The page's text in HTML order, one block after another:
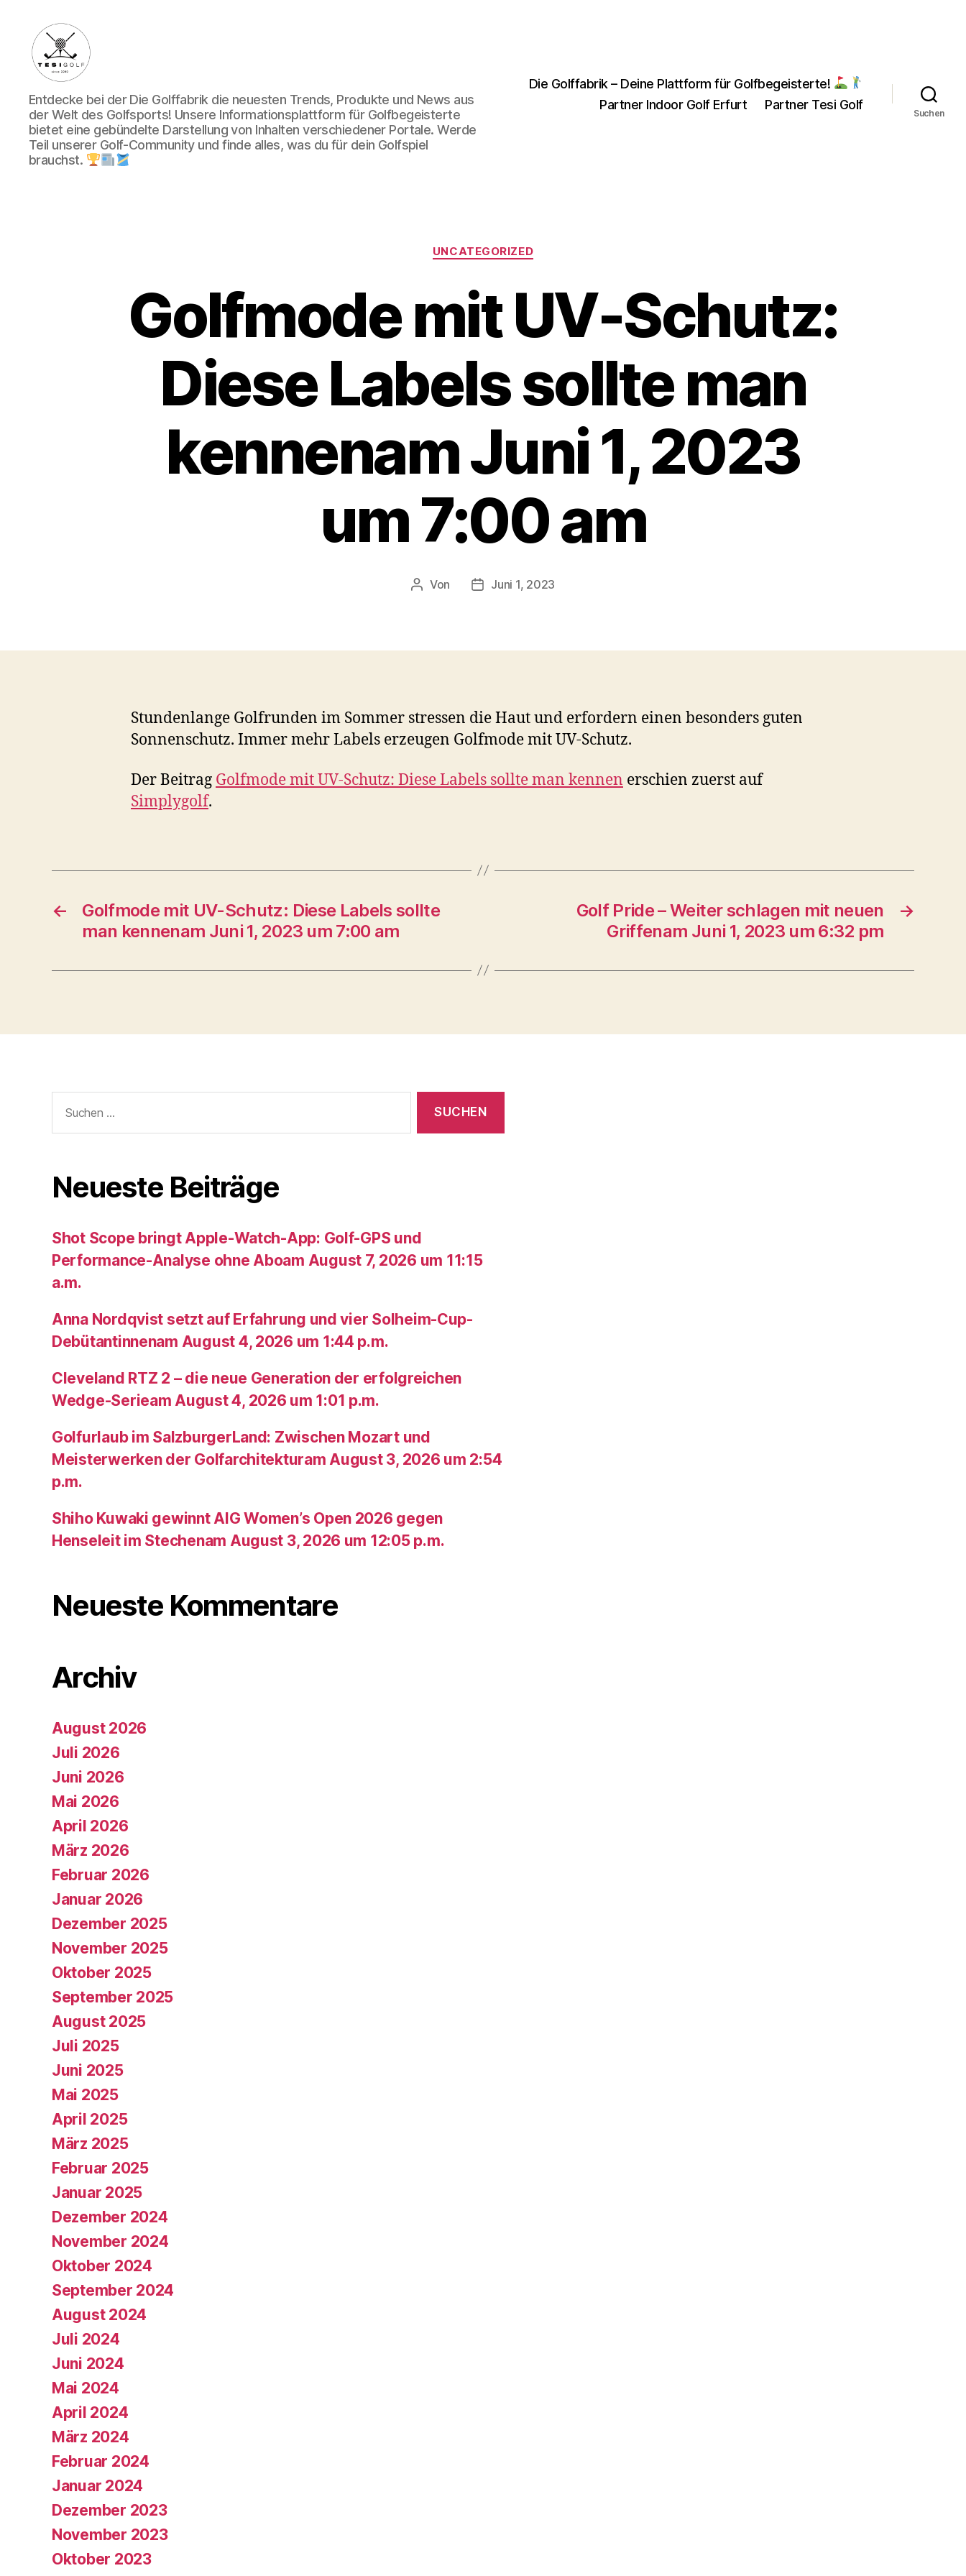
Die
Golffabrik
-
Deine
Plattform
Entdecke bei der Die Golffabrik die neuesten Trends, Produkte und News aus
der Welt des Golfsports! Unsere Informationsplattform für Golfbegeisterte
bietet eine gebündelte Darstellung von Inhalten verschiedener Portale. Werde
Teil unserer Golf-Community und finde alles, was du für dein Golfspiel
brauchst.
Die Golffabrik – Deine Plattform für Golfbegeisterte!
Partner Indoor Golf Erfurt
Partner Tesi Golf
Suchen
Kategorien
UNCATEGORIZED
Golfmode mit UV-Schutz:
Diese Labels sollte man
kennenam Juni 1, 2023
um 7:00 am
Beitragsautor
Von Veröffentlichungsdatum
Juni 1, 2023
Stundenlange Golfrunden im Sommer stressen die Haut und erfordern einen besonders guten
Sonnenschutz. Immer mehr Labels erzeugen Golfmode mit UV-Schutz.
Der Beitrag Golfmode mit UV-Schutz: Diese Labels sollte man kennen erschien zuerst auf
Simplygolf.
←
Golfmode mit UV-Schutz: Diese Labels sollte
man kennenam Juni 1, 2023 um 7:00 am
→
Golf Pride – Weiter schlagen mit neuen
Griffenam Juni 1, 2023 um 6:32 pm
nach:
Neueste Beiträge
Shot Scope bringt Apple-Watch-App: Golf-GPS und
Performance-Analyse ohne Aboam August 7, 2026 um 11:15
a.m.
Anna Nordqvist setzt auf Erfahrung und vier Solheim-Cup-
Debütantinnenam August 4, 2026 um 1:44 p.m.
Cleveland RTZ 2 – die neue Generation der erfolgreichen
Wedge-Serieam August 4, 2026 um 1:01 p.m.
Golfurlaub im SalzburgerLand: Zwischen Mozart und
Meisterwerken der Golfarchitekturam August 3, 2026 um 2:54
p.m.
Shiho Kuwaki gewinnt AIG Women’s Open 2026 gegen
Henseleit im Stechenam August 3, 2026 um 12:05 p.m.
Neueste Kommentare
Archiv
August 2026
Juli 2026
Juni 2026
Mai 2026
April 2026
März 2026
Februar 2026
Januar 2026
Dezember 2025
November 2025
Oktober 2025
September 2025
August 2025
Juli 2025
Juni 2025
Mai 2025
April 2025
März 2025
Februar 2025
Januar 2025
Dezember 2024
November 2024
Oktober 2024
September 2024
August 2024
Juli 2024
Juni 2024
Mai 2024
April 2024
März 2024
Februar 2024
Januar 2024
Dezember 2023
November 2023
Oktober 2023